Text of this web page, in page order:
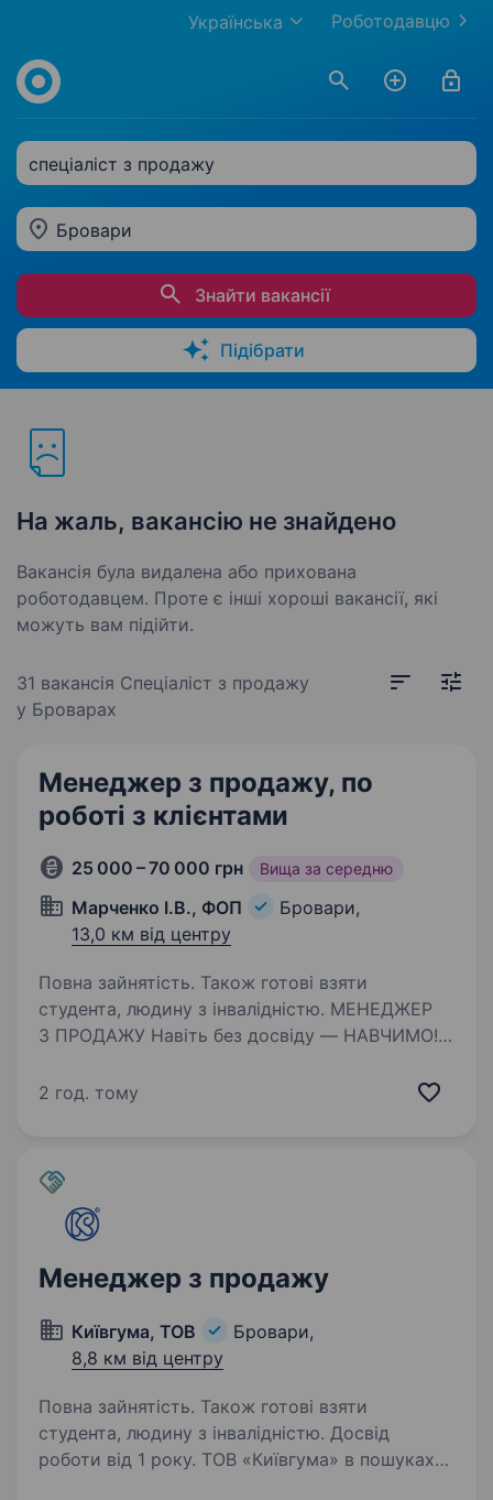
Роботодавцю
Українська
спеціаліст з продажу
Бровари
Знайти вакансії
Підібрати
На жаль, вакансію не знайдено
Вакансія була видалена або прихована
роботодавцем. Проте є інші хороші вакансії, які
можуть вам підійти.
31 вакансія Спеціаліст з продажу
у Броварах
Менеджер з продажу, по
роботі з клієнтами
25 000 – 70 000 грн Вища за середню
Марченко І.В., ФОП
Бровари,
13,0 км від центру
Повна зайнятість. Також готові взяти
студента, людину з інвалідністю. МЕНЕДЖЕР
З ПРОДАЖУ Навіть без досвіду — НАВЧИМО!
продукцію для бізнесу та людей: друк
іншого. Ми ростемо…
2 год. тому
Менеджер з продажу
Київгума, ТОВ
Бровари,
8,8 км від центру
Повна зайнятість. Також готові взяти
студента, людину з інвалідністю. Досвід
роботи від 1 року. ТОВ «Київгума» в пошуках